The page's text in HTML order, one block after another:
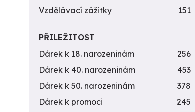
Vzdělávací zážitky
151
PŘILEŽITOST
Dárek k 18. narozeninám
256
Dárek k 40. narozeninám
453
Dárek k 50. narozeninám
378
Dárek k promoci
245